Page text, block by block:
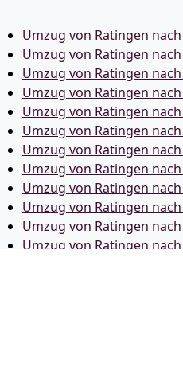
Umzug von Ratingen
Umzug von Ratingen
Umzug von Ratingen
Umzug von Ratingen
Umzug von Ratingen
Umzug von Ratingen
Umzug von Ratingen
Umzug von Ratingen
Umzug von Ratingen
Umzug von Ratingen
Umzug von Ratingen
Umzug von Ratingen